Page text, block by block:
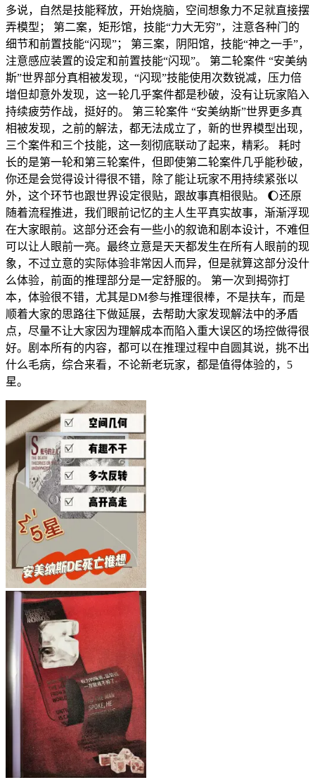
多说，自然是技能释放，开始烧脑，空间想象力不足就直接摆
弄模型； 第二案，矩形馆，技能“力大无穷”，注意各种门的
细节和前置技能“闪现”； 第三案，阴阳馆，技能“神之一手”，
注意感应装置的设定和前置技能“闪现”。 第二轮案件 “安美纳
斯”世界部分真相被发现，“闪现”技能使用次数锐减，压力倍
增但却意外发现，这一轮几乎案件都是秒破，没有让玩家陷入
持续疲劳作战，挺好的。 第三轮案件 “安美纳斯”世界更多真
相被发现，之前的解法，都无法成立了，新的世界模型出现，
三个案件和三个技能，这一刻彻底联动了起来，精彩。 耗时
长的是第一轮和第三轮案件，但即使第二轮案件几乎能秒破，
你还是会觉得设计得很不错，除了能让玩家不用持续紧张以
外，这个环节也跟世界设定很贴，跟故事真相很贴。 🌔还原
随着流程推进，我们眼前记忆的主人生平真实故事，渐渐浮现
在大家眼前。这部分还会有一些小的叙诡和剧本设计，不难但
可以让人眼前一亮。最终立意是天天都发生在所有人眼前的现
象，不过立意的实际体验非常因人而异，但是就算这部分没什
么体验，前面的推理部分是一定舒服的。 第一次到揭弥打
本，体验很不错，尤其是DM参与推理很棒，不是扶车，而是
顺着大家的思路往下做延展，去帮助大家发现解法中的矛盾
点，尽量不让大家因为理解成本而陷入重大误区的场控做得很
好。剧本所有的内容，都可以在推理过程中自圆其说，挑不出
什么毛病，综合来看，不论新老玩家，都是值得体验的，5
星。